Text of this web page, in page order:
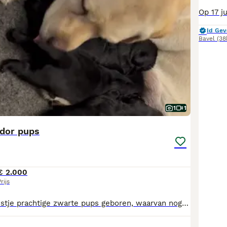
1 1
pups
2.000
Bij ons is een nestje prachtige zwarte pups geboren, waarvan nog pups beschikbaar zijn om het nest omstreeks 3 juli te verlaten. De ouders zijn Amerikaans kampioen Belquest Conclusions Chocolate Factory (Charlie) en Wahnahnish I See You(Luca) Beide ouderdieren voldoen ruimschoots aan de door de rasvereniging (Labrador kring Nederland) gestelde gezondheidseisen. Ouderdieren zijn vrij bevonden van HD, ED, en oogaandoeningen. Ook zijn de ouders onderzocht op diverse genetische aandoeningen zoals PRA, EIC, HNPK zodat de pups deze niet zullen krijgen. De pups groeien op in huiselijke kring en worden gesocialiseerd met de geluiden van alledag, grote en kleine honden, katten, en allerlei mensen en kinderen. De pups zijn in de eerste plaats geschikt als geweldige gezinshonden. Maar tevens zijn er diverse van bij ons geboren pups actief als hulphond of blindengeleidehond. Wanneer de pups het nest verlaten zijn ze vanzelfsprekend gechipt en gecontroleerd door de Raad van beheer en hebben ze een FCI STAMBOOM en dna profiel. Ook zijn ze gecontroleerd door de dierenarts, gevaccineerd en ontwormd volgens schema en in het bezit van een Europees paspoort. En krijgen ze een puppypakket met o.a. een knuffel met nestgeur en een maand gratis verzekering mee. Ook kunt u altijd terecht voor hulp of advies. Vragen of interesse? Neem gerust contact op. De pups mogen vanaf 25 augustus het nest verlaten, we hebben nog een reutjes en een teefje
Id
Bavel